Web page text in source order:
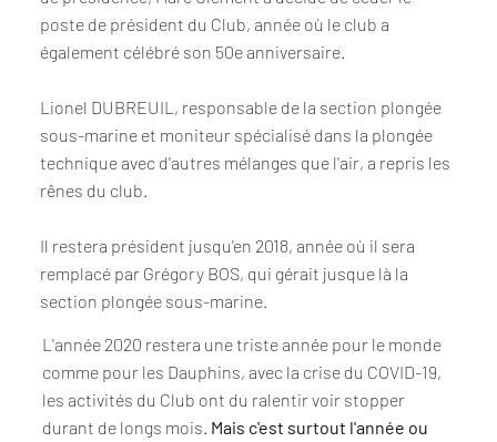
poste de président du Club, année où le club a
également célébré son 50e anniversaire. ​
Lionel DUBREUIL, responsable de la section plongée
sous-marine et moniteur spécialisé dans la plongée
technique avec d'autres mélanges que l'air, a repris les
rênes du club.
Il restera président jusqu'en 2018, année où il sera
remplacé par Grégory BOS, qui gérait jusque là la
section plongée sous-marine.
L'année 2020 restera une triste année pour le monde
comme pour les Dauphins, avec la crise du COVID-19,
les activités du Club ont du ralentir voir stopper
durant de longs mois. Mais c'est surtout l'année ou